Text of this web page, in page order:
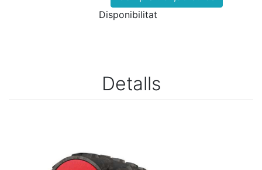
Disponibilitat
Detalls